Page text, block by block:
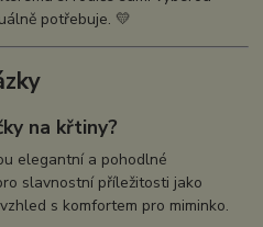
potřebuje. 💛
na křtiny?
elegantní a pohodlné
slavnostní příležitosti jako
s komfortem pro miminko.